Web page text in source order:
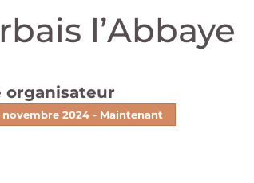
l’Abbaye
organisateur
novembre 2024 - Maintenant